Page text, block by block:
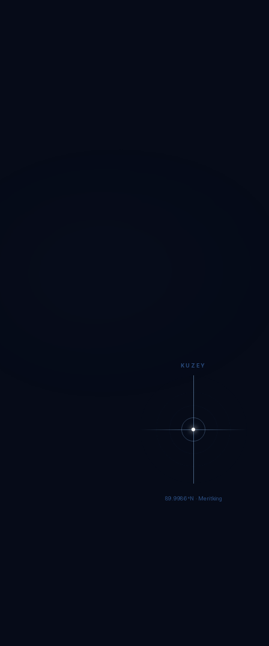
KUZEY
89.9984°N · Meritking